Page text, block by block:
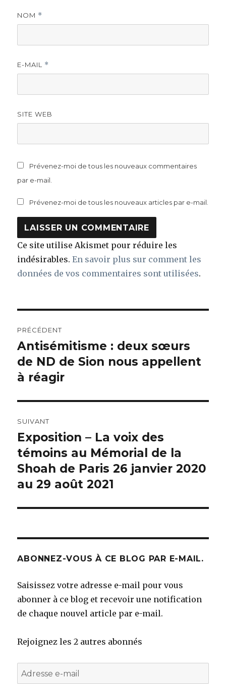
NOM *
E-MAIL *
SITE WEB
Prévenez-moi de tous les nouveaux commentaires
par e-mail.
Prévenez-moi de tous les nouveaux articles par e-mail.
Ce site utilise Akismet pour réduire les
indésirables.En savoir plus sur comment les
données de vos commentaires sont utilisées.
de
l’article
PRÉCÉDENT
Article
précédent :
Antisémitisme : deux sœurs
de ND de Sion nous appellent
à réagir
SUIVANT
Article
suivant :
Exposition – La voix des
témoins au Mémorial de la
Shoah de Paris 26 janvier 2020
au 29 août 2021
ABONNEZ-VOUS À CE BLOG PAR E-MAIL.
Saisissez votre adresse e-mail pour vous
abonner à ce blog et recevoir une notification
de chaque nouvel article par e-mail.
Rejoignez les 2 autres abonnés
Adresse